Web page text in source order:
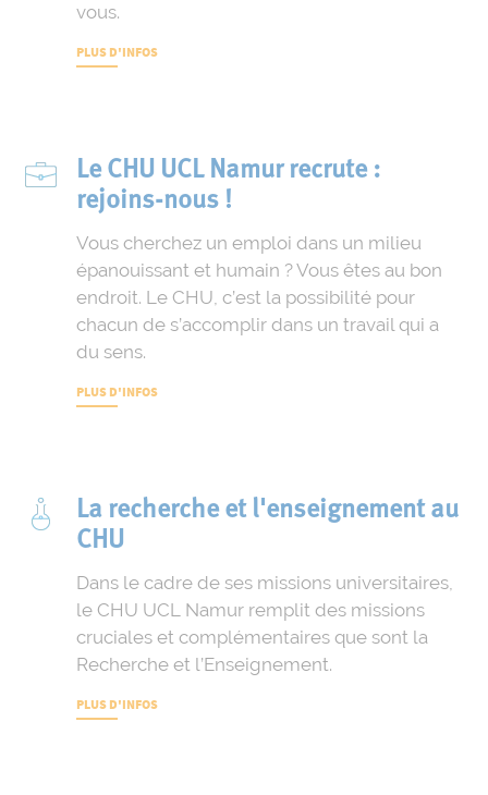
vous.
PLUS D'INFOS
Le CHU UCL Namur recrute :
rejoins-nous !
Vous cherchez un emploi dans un milieu
épanouissant et humain ? Vous êtes au bon
endroit. Le CHU, c’est la possibilité pour
chacun de s’accomplir dans un travail qui a
du sens.
PLUS D'INFOS
La recherche et l'enseignement au
CHU
Dans le cadre de ses missions universitaires,
le CHU UCL Namur remplit des missions
cruciales et complémentaires que sont la
Recherche et l’Enseignement.
PLUS D'INFOS